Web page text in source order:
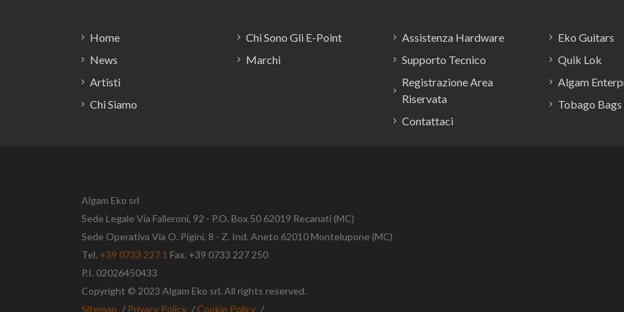
Home
News
Artisti
Chi Siamo
Chi Sono Gli E-Point
Marchi
Assistenza Hardware
Supporto Tecnico
Registrazione Area
Riservata
Contattaci
Eko Guitars
Quik Lok
Algam
Tobago Bags
Algam Eko srl
Sede Legale Via Falleroni, 92 - P.O. Box 50 62019 Recanati (MC)
Sede Operativa Via O. Pigini, 8 - Z. Ind. Aneto 62010 Montelupone (MC)
Tel. +39 0733 227 1 Fax. +39 0733 227 250
P.I. 02026450433
Copyright © 2023 Algam Eko srl. All rights reserved.
Sitemap / Privacy Policy / Cookie Policy /